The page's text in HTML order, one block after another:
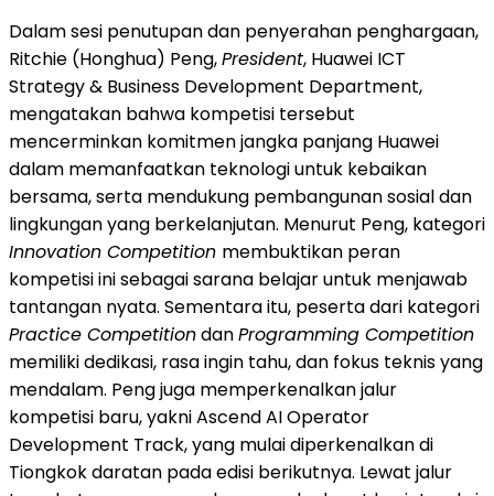
Dalam sesi penutupan dan penyerahan penghargaan,
Ritchie (Honghua) Peng,President, Huawei ICT
Strategy & Business Development Department,
mengatakan bahwa kompetisi tersebut
mencerminkan komitmen jangka panjang Huawei
dalam memanfaatkan teknologi untuk kebaikan
bersama, serta mendukung pembangunan sosial dan
lingkungan yang berkelanjutan. Menurut Peng, kategori
Innovation Competition membuktikan peran
kompetisi ini sebagai sarana belajar untuk menjawab
tantangan nyata. Sementara itu, peserta dari kategori
Practice CompetitiondanProgramming Competition
memiliki dedikasi, rasa ingin tahu, dan fokus teknis yang
mendalam. Peng juga memperkenalkan jalur
kompetisi baru, yakni Ascend AI Operator
Development Track, yang mulai diperkenalkan di
Tiongkok daratan pada edisi berikutnya. Lewat jalur